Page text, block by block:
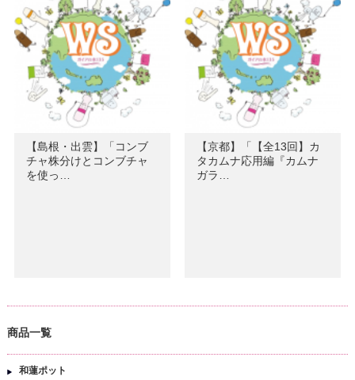
【島根・出雲】「コンブ
チャ株分けとコンブチャ
を使っ…
【京都】「【全13回】カ
タカムナ応用編『カムナ
ガラ…
商品一覧
和蓮ポット